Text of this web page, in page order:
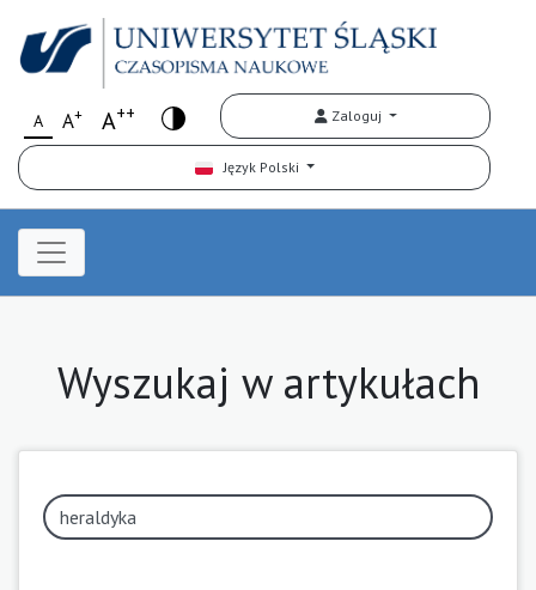
A A+ A++ Zaloguj
Język Polski
Wyszukaj w artykułach